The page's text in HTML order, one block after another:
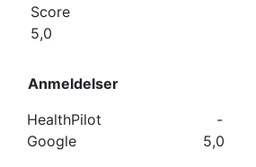
Score
5,0
Anmeldelser
HealthPilot
-
Google
5,0